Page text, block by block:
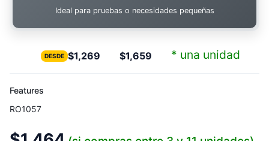
Ideal para pruebas o necesidades pequeñas
DESDE $1,269 $1,659 * una unidad
Features
RO1057